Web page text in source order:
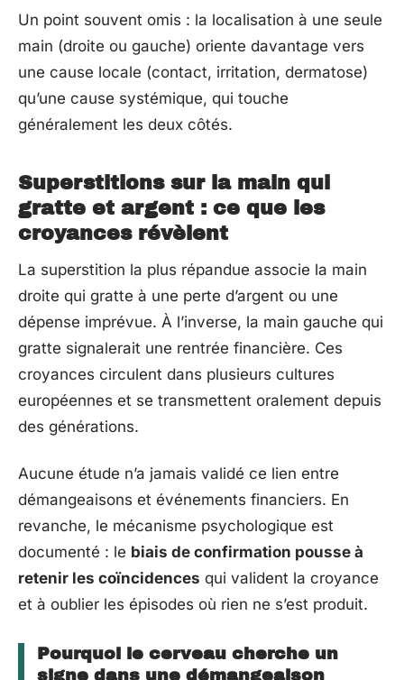
Un point souvent omis : la localisation à une seule
main (droite ou gauche) oriente davantage vers
une cause locale (contact, irritation, dermatose)
qu’une cause systémique, qui touche
généralement les deux côtés.
Superstitions sur la main qui
gratte et argent : ce que les
croyances révèlent
La superstition la plus répandue associe la main
droite qui gratte à une perte d’argent ou une
dépense imprévue. À l’inverse, la main gauche qui
gratte signalerait une rentrée financière. Ces
croyances circulent dans plusieurs cultures
européennes et se transmettent oralement depuis
des générations.
Aucune étude n’a jamais validé ce lien entre
démangeaisons et événements financiers. En
revanche, le mécanisme psychologique est
documenté : le biais de confirmation pousse à
retenir les coïncidences qui valident la croyance
et à oublier les épisodes où rien ne s’est produit.
Pourquoi le cerveau cherche un
signe dans une démangeaison